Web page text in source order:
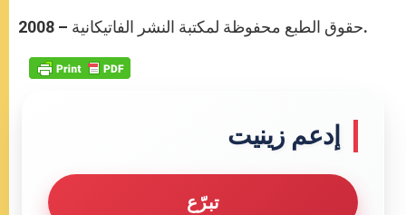
حقوق الطبع محفوظة لمكتبة النشر الفاتيكانية – 2008.
إدعم زينيت
تبرّع